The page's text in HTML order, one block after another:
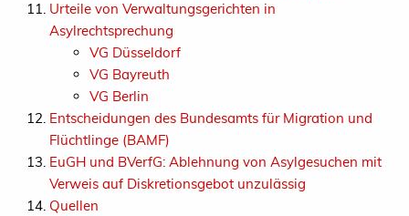
Urteile von Verwaltungsgerichten in
Asylrechtsprechung
VG Düsseldorf
VG Bayreuth
VG Berlin
Entscheidungen des Bundesamts für Migration und
Flüchtlinge (BAMF)
EuGH und BVerfG: Ablehnung von Asylgesuchen mit
Verweis auf Diskretionsgebot unzulässig
Quellen